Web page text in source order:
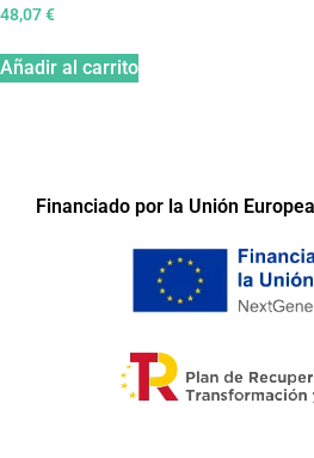
48,07€
Añadir al carrito
Financiado por la Unión